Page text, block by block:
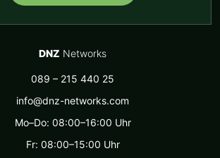
DNZ Networks
089 – 215 440 25
info@dnz-networks.com
Mo–Do: 08:00–16:00 Uhr
Fr: 08:00–15:00 Uhr